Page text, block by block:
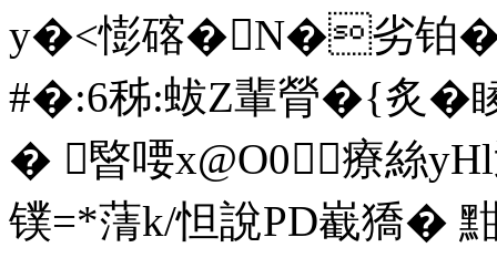
y�<憉碦�N�劣铂
#�:6秭:蛂Z輩膋�{炙�
� 暋喓x@O0療絲
镤=*蔳k/怛說PD嶻獢�